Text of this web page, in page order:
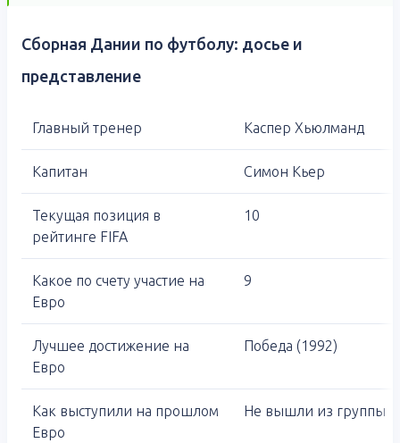
Сборная Дании по футболу: досье и
представление
Главный тренер Каспер Хьюлманд
Капитан Симон Кьер
Текущая позиция в
рейтинге FIFA
10
Какое по счету участие на
Евро
9
Лучшее достижение на
Евро
Победа (1992)
Как выступили на прошлом
Евро
Не вышли из группы